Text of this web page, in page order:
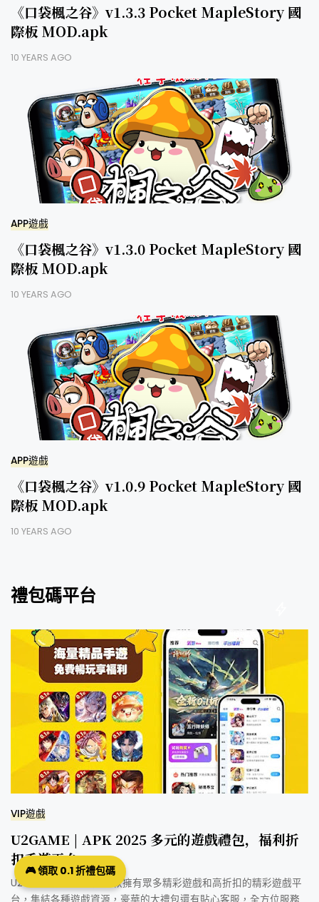
《口袋楓之谷》v1.3.3 Pocket MapleStory 國
際板 MOD.apk
10 YEARS AGO
APP遊戲
《口袋楓之谷》v1.3.0 Pocket MapleStory 國
際板 MOD.apk
10 YEARS AGO
APP遊戲
《口袋楓之谷》v1.0.9 Pocket MapleStory 國
際板 MOD.apk
10 YEARS AGO
禮包碼平台
VIP遊戲
U2GAME | APK 2025 多元的遊戲禮包，福利折
扣手遊平台
U2GAME 遊戲平台是一款擁有眾多精彩遊戲和高折扣的精彩遊戲平
🎮 領取 0.1 折禮包碼